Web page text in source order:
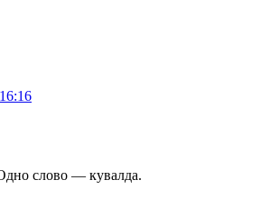
слово — кувалда.